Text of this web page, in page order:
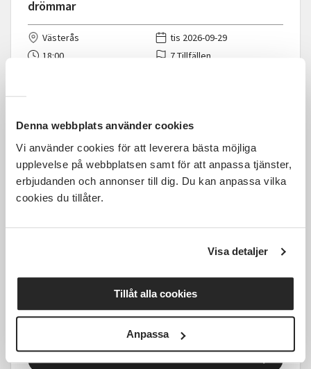
Denna webbplats använder cookies
Vi använder cookies för att leverera bästa möjliga
upplevelse på webbplatsen samt för att anpassa tjänster,
erbjudanden och annonser till dig. Du kan anpassa vilka
cookies du tillåter.
Visa detaljer
Tillåt alla cookies
Anpassa
drömmar
Västerås
tis 2026-09-29
18:00
7 Tillfällen
andra och lär känna staden
Kostnadsfri
Läs mer och anmäl